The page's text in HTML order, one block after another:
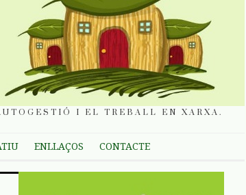
I EL TREBALL EN XARXA.
ENLLAÇOS CONTACTE